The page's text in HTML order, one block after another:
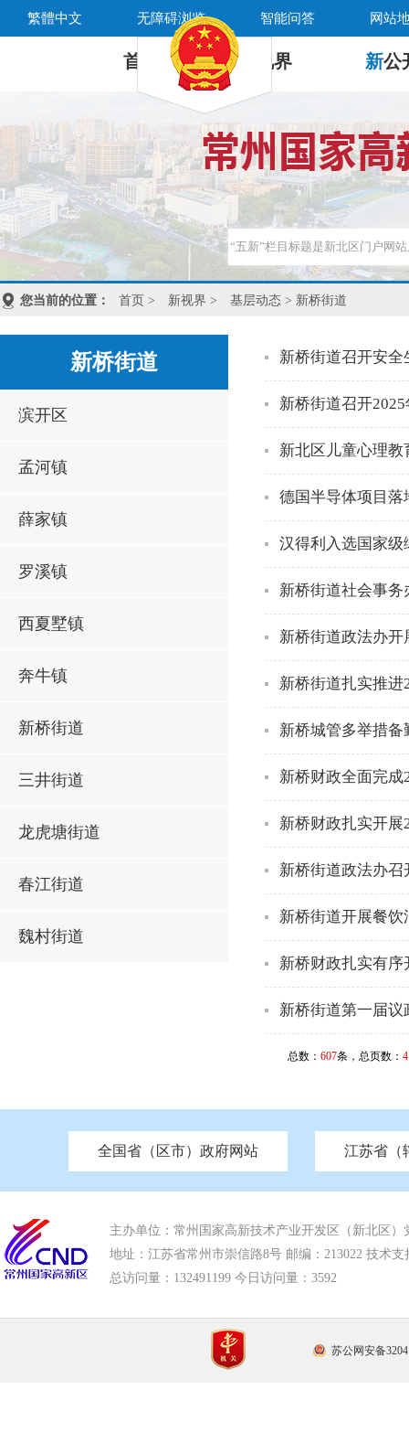
繁體中文 无障碍浏览 智能问答 网站
首 页 新 视界 新公
您当前的位置： 首页 > 新视界 > 基层动态 > 新桥街道
新桥街道
滨开区
孟河镇
薛家镇
罗溪镇
西夏墅镇
奔牛镇
新桥街道
三井街道
龙虎塘街道
春江街道
魏村街道
新桥街道召开安
新桥街道召开
新北区儿童心理
德国半导体项目落
汉得利入选国家级
新桥街道社会事
新桥街道政法办
新桥街道扎实推
新桥城管多举措
新桥财政全面完
新桥财政扎实开
新桥街道政法办
新桥街道开展餐
新桥财政扎实有
新桥街道第一届
总数： 607条，总页数：
全国省（区市）政府网站
北京 天津 重庆 河南 河北 山西
江苏省（
中国江苏 南京市政府 苏州市政府 无锡
市发改委 市工信局 市教育局 市科技局 市
市应急管理局 市审计局 市外事办 市生态
主办单位：常州国家高新技术产业开发区（新北区）
地址：江苏省常州市崇信路8号 邮编：213022 技术支
总访问量： 132491199 今日访问量： 3592
苏公网安备